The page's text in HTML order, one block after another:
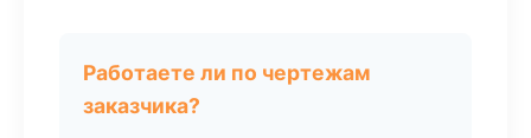
Работаете ли по чертежам
заказчика?